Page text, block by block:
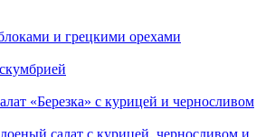
и грецкими орехами
«Березка» с курицей и черносливом